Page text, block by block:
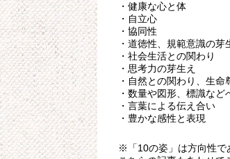
・健康な心と体
・自立心
・協同性
・道徳性、規範意識の芽
・社会生活との関わり
・思考力の芽生え
・自然との関わり、生命
・数量や図形、標識など
・言葉による伝え合い
・豊かな感性と表現
※「10の姿」は方向性で